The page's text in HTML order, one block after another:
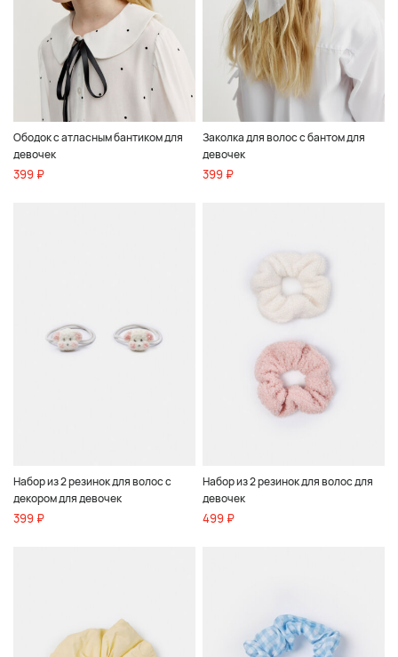
Ободок с атласным бантиком для
девочек
399 ₽
Заколка для волос с бантом для
девочек
399 ₽
Набор из 2 резинок для волос с
декором для девочек
399 ₽
Набор из 2 резинок для волос для
девочек
499 ₽